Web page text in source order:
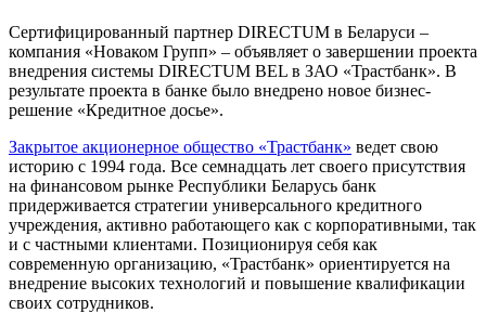
Сертифицированный партнер DIRECTUM в Беларуси –
компания «Новаком Групп» – объявляет о завершении проекта
внедрения системы DIRECTUM BEL в ЗАО «Трастбанк». В
результате проекта в банке было внедрено новое бизнес-
решение «Кредитное досье».
Закрытое акционерное общество «Трастбанк» ведет свою
историю с 1994 года. Все семнадцать лет своего присутствия
на финансовом рынке Республики Беларусь банк
придерживается стратегии универсального кредитного
учреждения, активно работающего как с корпоративными, так
и с частными клиентами. Позиционируя себя как
современную организацию, «Трастбанк» ориентируется на
внедрение высоких технологий и повышение квалификации
своих сотрудников.